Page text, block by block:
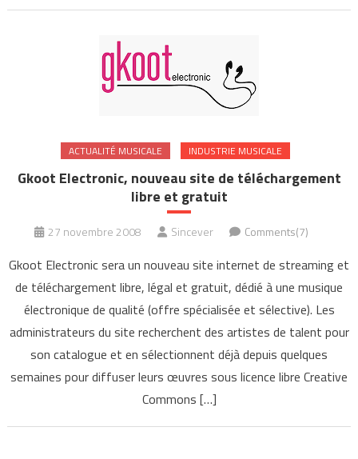
ACTUALITÉ MUSICALE INDUSTRIE MUSICALE
Gkoot Electronic, nouveau site de téléchargement
libre et gratuit
27 novembre 2008 Sincever Comments(7)
Gkoot Electronic sera un nouveau site internet de streaming et
de téléchargement libre, légal et gratuit, dédié à une musique
électronique de qualité (offre spécialisée et sélective). Les
administrateurs du site recherchent des artistes de talent pour
son catalogue et en sélectionnent déjà depuis quelques
semaines pour diffuser leurs œuvres sous licence libre Creative
Commons […]